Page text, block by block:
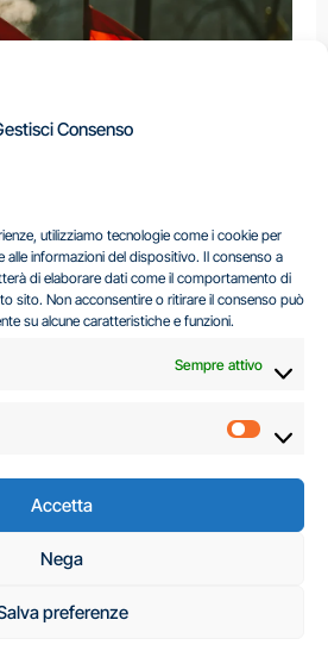
Consenso
utilizziamo tecnologie come i cookie per
alle informazioni del dispositivo. Il consenso a
di elaborare dati come il comportamento di
sito. Non acconsentire o ritirare il consenso può
su alcune caratteristiche e funzioni.
Sempre attivo
Accetta
Nega
preferenze
Italus © Tutti i diritti riservati
– Centro
Studi Italus